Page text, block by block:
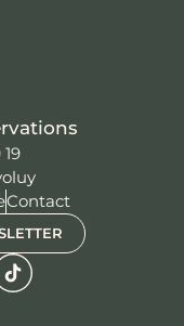
Contact